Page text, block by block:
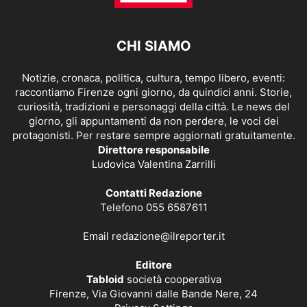
CHI SIAMO
Notizie, cronaca, politica, cultura, tempo libero, eventi:
raccontiamo Firenze ogni giorno, da quindici anni. Storie,
curiosità, tradizioni e personaggi della città. Le news del
giorno, gli appuntamenti da non perdere, le voci dei
protagonisti. Per restare sempre aggiornati gratuitamente.
Direttore responsabile
Ludovica Valentina Zarrilli
Contatti Redazione
Telefono 055 6587611
Email redazione@ilreporter.it
Editore
Tabloid società cooperativa
Firenze, Via Giovanni dalle Bande Nere, 24